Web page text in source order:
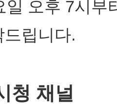
일 오후 7시부
드립니다.
청 채널